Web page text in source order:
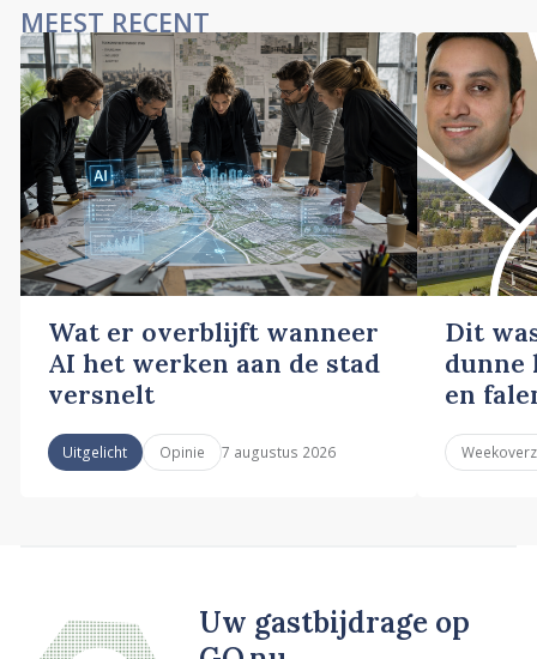
MEEST RECENT
Wat er overblijft wanneer
AI het werken aan de stad
versnelt
Uitgelicht Opinie 7 augustus 2026
Dit
dunne
en
Uw gastbijdrage op